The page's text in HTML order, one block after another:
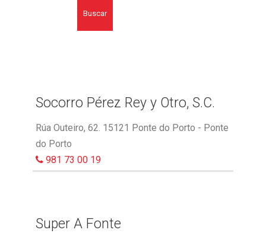
Buscar
Socorro Pérez Rey y Otro, S.C.
Rúa Outeiro, 62. 15121 Ponte do Porto - Ponte
do Porto
981 73 00 19
Super A Fonte